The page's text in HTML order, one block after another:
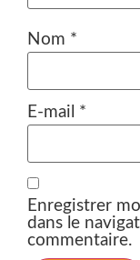
Nom *
E-mail *
Enregistrer
dans le
commentaire.